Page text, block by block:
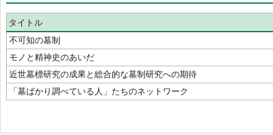
タイトル
不可知の墓制
モノと精神史のあいだ
近世墓標研究の成果と総合的な墓制研究への期待
「墓ばかり調べている人」たちのネットワーク